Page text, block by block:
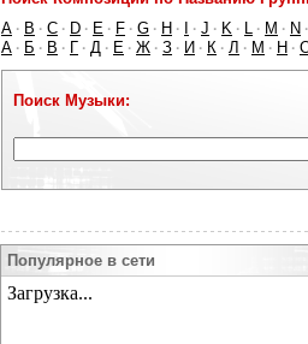
A · B · C · D · E · F · G · H · · J · K · L · M · N ·
А · Б · В · Г · Д · Е · Ж · З · И · К · Л · М · Н ·
Поиск Музыки:
Популярное в сети